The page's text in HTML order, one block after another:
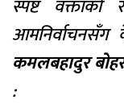
स्पष्ट
आमनिर्वाचनसँग
कमलबहादुर बो
: